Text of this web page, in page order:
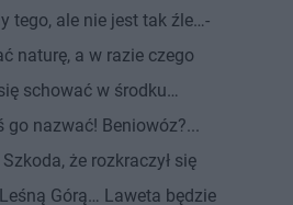
tego, ale nie jest tak źle…-
naturę, a w razie czego
schować w środku…
go nazwać! Beniowóz?...
że rozkraczył się
Górą… Laweta będzie